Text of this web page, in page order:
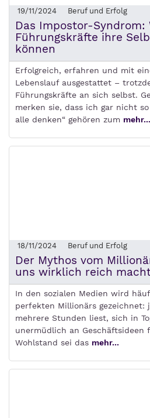
19/11/2024 Beruf und Erfolg
Das Impostor-Syndrom:
Führungskräfte ihre
können
Erfolgreich, erfahren und mit
Lebenslauf ausgestattet –
Führungskräfte an sich selbst.
merken sie, dass ich gar nicht
alle denken“ gehören zum mehr...
18/11/2024 Beruf und Erfolg
Der Mythos vom
uns wirklich reich
In den sozialen Medien wird
perfekten Millionärs gezeichnet:
mehrere Stunden liest, sich in
unermüdlich an Geschäftsideen
Wohlstand sei das mehr...